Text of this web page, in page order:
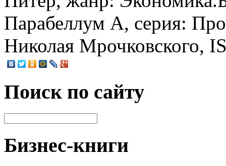
Парабеллум А, серия:
Николая Мрочковского,
Поиск по сайту
Бизнес-книги